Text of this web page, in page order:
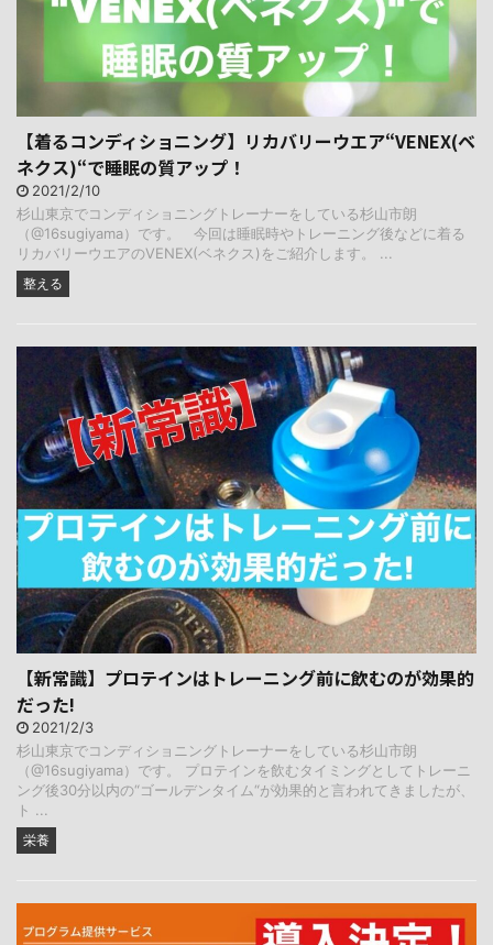
【着るコンディショニング】リカバリーウエア“VENEX(ベ
ネクス)“で睡眠の質アップ！
2021/2/10
杉山東京でコンディショニングトレーナーをしている杉山市朗
（@16sugiyama）です。 今回は睡眠時やトレーニング後などに着る
リカバリーウエアのVENEX(ベネクス)をご紹介します。 ...
整える
【新常識】プロテインはトレーニング前に飲むのが効果的
だった!
2021/2/3
杉山東京でコンディショニングトレーナーをしている杉山市朗
（@16sugiyama）です。 プロテインを飲むタイミングとしてトレーニ
ング後30分以内の“ゴールデンタイム“が効果的と言われてきましたが、
ト ...
栄養